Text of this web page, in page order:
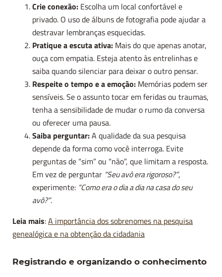
Crie conexão: Escolha um local confortável e
privado. O uso de álbuns de fotografia pode ajudar a
destravar lembranças esquecidas.
Pratique a escuta ativa: Mais do que apenas anotar,
ouça com empatia. Esteja atento às entrelinhas e
saiba quando silenciar para deixar o outro pensar.
Respeite o tempo e a emoção: Memórias podem ser
sensíveis. Se o assunto tocar em feridas ou traumas,
tenha a sensibilidade de mudar o rumo da conversa
ou oferecer uma pausa.
Saiba perguntar:A qualidade da sua pesquisa
depende da forma como você interroga. Evite
perguntas de “sim” ou “não”, que limitam a resposta.
Em vez de perguntar “Seu avô era rigoroso?”,
experimente: “Como era o dia a dia na casa do seu
avô?”.
Leia mais:A importância dos sobrenomes na pesquisa
genealógica e na obtenção da cidadania
Registrando e organizando o conhecimento